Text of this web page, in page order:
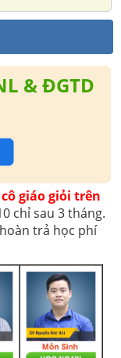
& ĐGTD
giáo giỏi trên
chỉ sau 3 tháng.
trả học phí